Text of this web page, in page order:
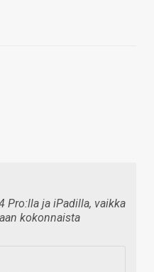
Pro:lla ja iPadilla, vaikka
kokonnaista